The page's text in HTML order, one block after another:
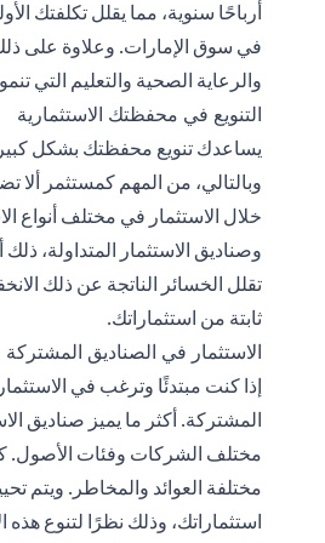
أرباحًا سنوية، مما يقلل تكلفتك
في سوق الإمارات. وعلاوة على
والرعاية الصحية والتعليم التي
التنويع في محفظتك الاستثمارية
يساعدك تنويع محفظتك بشكل
وبالتالي، من المهم كمستثمر
خلال الاستثمار في مختلف أنواع
وصناديق الاستثمار المتداولة،
تقلل الخسائر الناتجة عن ذلك
ثابتة من استثماراتك.
الاستثمار في الصناديق المشتركة
إذا كنت مبتدئًا وترغب في
المشتركة. أكثر ما يميز صناديق
مختلف الشركات وفئات الأصول.
مختلفة العوائد والمخاطر. ويتم
استثماراتك، وذلك نظرًا لتنوع هذه